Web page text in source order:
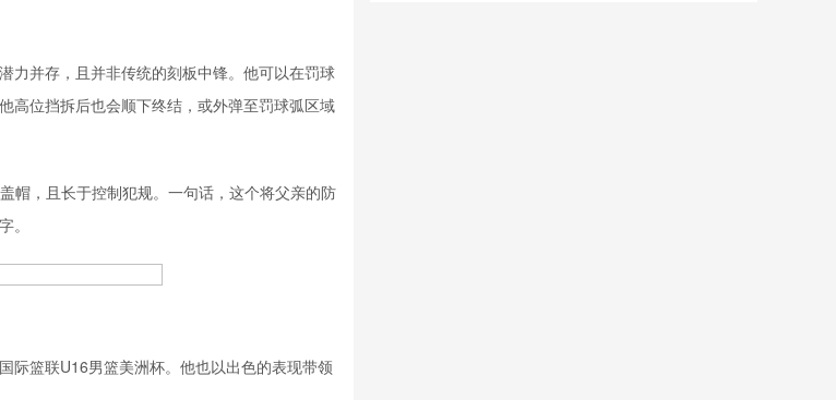
力并存，且并非传统的刻板中锋。他可以在罚球
高位挡拆后也会顺下终结，或外弹至罚球弧区域
帽，且长于控制犯规。一句话，这个将父亲的防
。
际篮联U16男篮美洲杯。他也以出色的表现带领